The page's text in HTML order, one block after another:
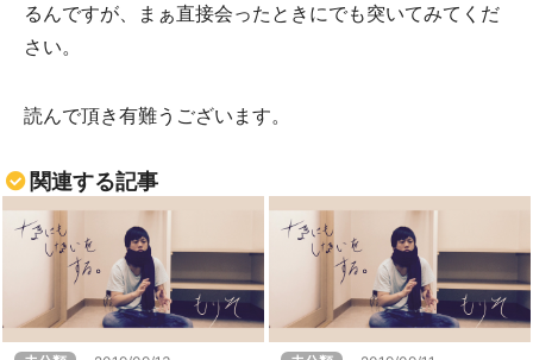
るんですが、まぁ直接会ったときにでも突いてみてくだ
さい。
読んで頂き有難うございます。
関連する記事